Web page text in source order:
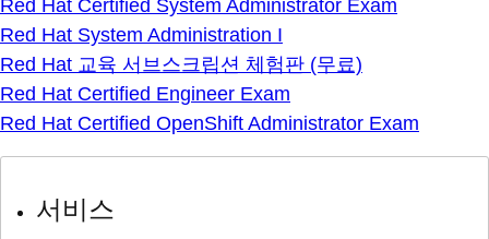
Red Hat Certified System Administrator Exam
Red Hat System Administration I
Red Hat 교육 서브스크립션 체험판 (무료)
Red Hat Certified Engineer Exam
Red Hat Certified OpenShift Administrator Exam
서비스